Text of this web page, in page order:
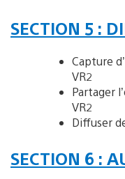
SECTION 5 :
Capture
VR2
Partager
VR2
Diffuser
SECTION 6 :